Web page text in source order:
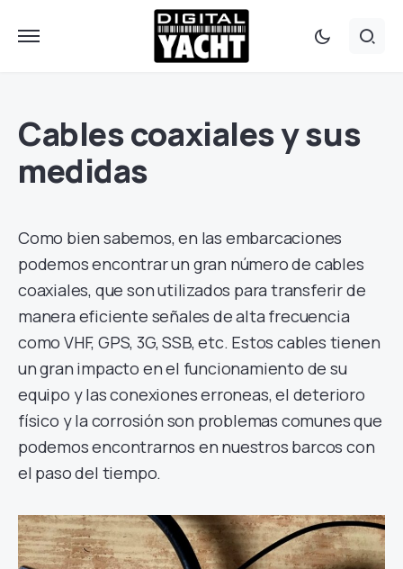
Cables coaxiales y sus
medidas
Como bien sabemos, en las embarcaciones
podemos encontrar un gran número de cables
coaxiales, que son utilizados para transferir de
manera eficiente señales de alta frecuencia
como VHF, GPS, 3G, SSB, etc. Estos cables tienen
un gran impacto en el funcionamiento de su
equipo y las conexiones erroneas, el deterioro
físico y la corrosión son problemas comunes que
podemos encontrarnos en nuestros barcos con
el paso del tiempo.